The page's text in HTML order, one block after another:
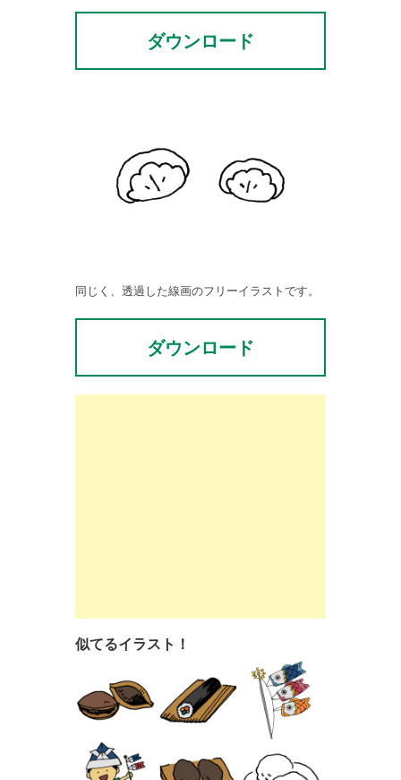
ダウンロード
同じく、透過した線画のフリーイラストです。
ダウンロード
似てるイラスト！